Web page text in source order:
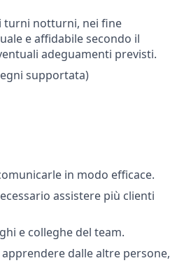
turni notturni, nei fine
e affidabile secondo il
adeguamenti previsti.
supportata)
in modo efficace.
assistere più clienti
e colleghe del team.
dalle altre persone,